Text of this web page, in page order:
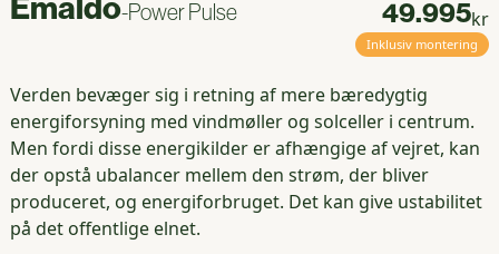
Emaldo-Power Pulse 49.995kr
Inklusiv montering
Verden bevæger sig i retning af mere bæredygtig
energiforsyning med vindmøller og solceller i centrum.
Men fordi disse energikilder er afhængige af vejret, kan
der opstå ubalancer mellem den strøm, der bliver
produceret, og energiforbruget. Det kan give ustabilitet
på det offentlige elnet.